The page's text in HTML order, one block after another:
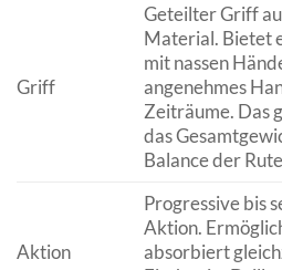
Griff
Geteilter Griff
Material. Bietet
mit nassen
angenehmes
Zeiträume. Das
das
Balance der
Aktion
Progressive bis
Aktion.
absorbiert